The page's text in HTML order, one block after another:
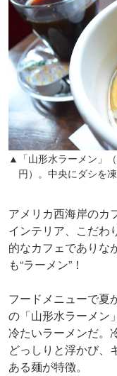
▲「山形水ラーメン」
円）。中央にダシを
アメリカ西海岸のカ
インテリア、こだわ
的なカフェでありな
も“ラーメン”！
フードメニューで夏
の「山形水ラーメン
冷たいラーメンだ。
どっしりと浮かび、
ある麺が特徴。